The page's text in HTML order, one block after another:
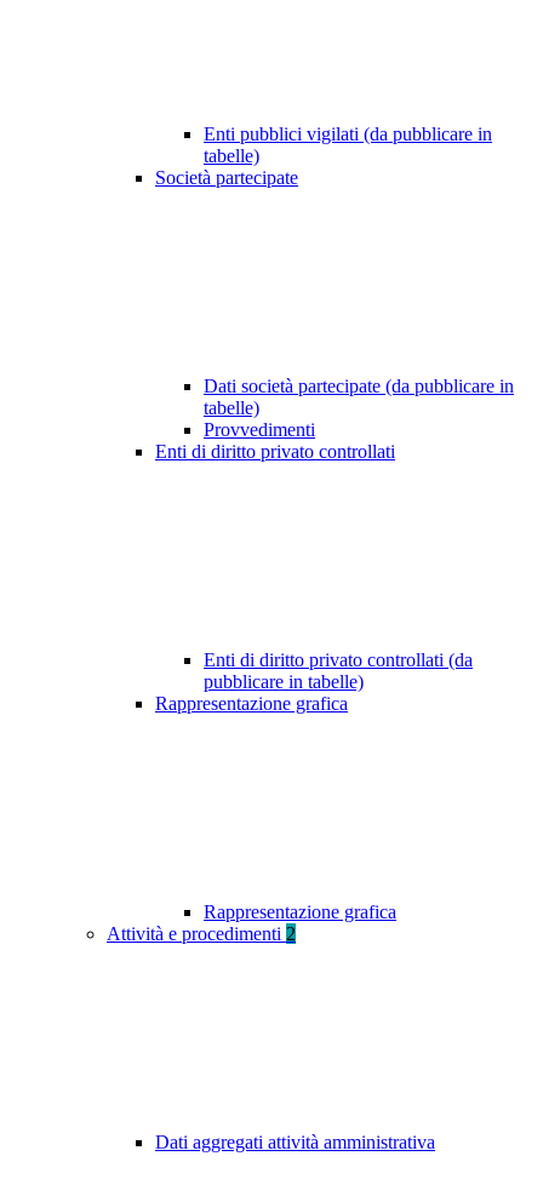
Enti pubblici vigilati (da pubblicare in
tabelle)
Società partecipate
Dati società partecipate (da pubblicare in
tabelle)
Provvedimenti
Enti di diritto privato controllati
Enti di diritto privato controllati (da
pubblicare in tabelle)
Rappresentazione grafica
Rappresentazione grafica
Attività e procedimenti 2
Dati aggregati attività amministrativa